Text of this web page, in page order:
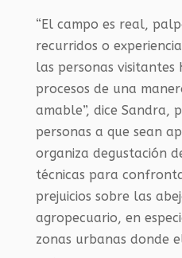
“El campo es real,
recurridos o
las personas visitantes
procesos de una
amable”, dice Sandra,
personas a que sean
organiza degustación
técnicas para
prejuicios sobre las
agropecuario, en
zonas urbanas donde